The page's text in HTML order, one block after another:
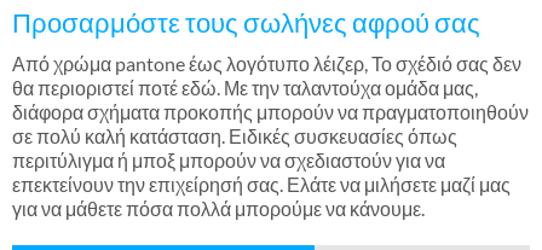
Προσαρμόστε τους σωλήνες αφρού σας
Από χρώμα pantone έως λογότυπο λέιζερ, Το σχέδιό σας δεν
θα περιοριστεί ποτέ εδώ. Με την ταλαντούχα ομάδα μας,
διάφορα σχήματα προκοπής μπορούν να πραγματοποιηθούν
σε πολύ καλή κατάσταση. Ειδικές συσκευασίες όπως
περιτύλιγμα ή μποξ μπορούν να σχεδιαστούν για να
επεκτείνουν την επιχείρησή σας. Ελάτε να μιλήσετε μαζί μας
για να μάθετε πόσα πολλά μπορούμε να κάνουμε.